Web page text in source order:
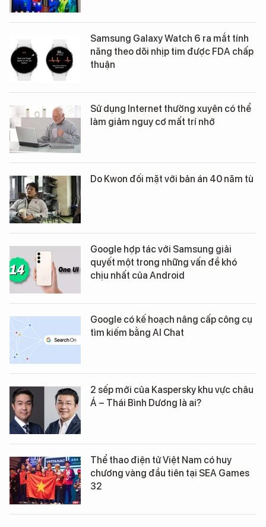
Samsung Galaxy Watch 6 ra mắt tính
năng theo dõi nhịp tim được FDA chấp
thuận
Sử dụng Internet thường xuyên có thể
làm giảm nguy cơ mất trí nhớ
Do Kwon đối mặt với bản án 40 năm tù
Google hợp tác với Samsung giải
quyết một trong những vấn đề khó
chịu nhất của Android
Google có kế hoạch nâng cấp công cụ
tìm kiếm bằng AI Chat
2 sếp mới của Kaspersky khu vực châu
Á – Thái Bình Dương là ai?
Thể thao điện tử Việt Nam có huy
chương vàng đầu tiên tại SEA Games
32